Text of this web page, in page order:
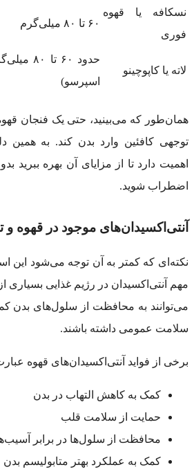
نسکافه یا قهوه
فوری
۶۰ تا ۸۰ میلی‌گرم
لاته یا کاپوچینو
حدود ۶۰
اسپرسو)
همان‌طور که می‌بینید، حتی یک فنجان
توجهی کافئین وارد بدن کند. به همین
اهمیت دارد تا از مزایای آن بهره ببرید
اضطراب شوید.
آنتی‌اکسیدان‌های موجود در قهوه و
نکته‌ای که کمتر به آن توجه می‌شود این
مهم آنتی‌اکسیدان در رژیم غذایی بسیاری
می‌توانند به محافظت از سلول‌های بدن
سلامت عمومی داشته باشند.
برخی از فواید آنتی‌اکسیدان‌های قهوه
کمک به کاهش التهاب در بدن
حمایت از سلامت قلب
محافظت از سلول‌ها در برابر
کمک به عملکرد بهتر متابولیسم بدن